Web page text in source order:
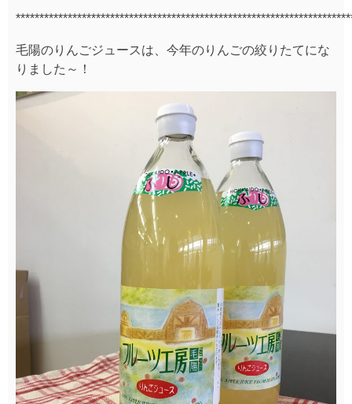
毛陽のりんごジュースは、今年のりんごの絞りたてにな
りました～！